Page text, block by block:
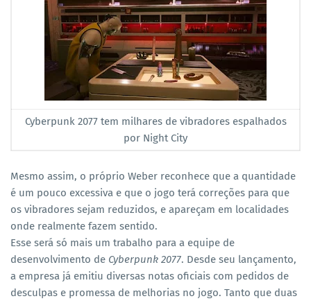
Cyberpunk 2077 tem milhares de vibradores espalhados
por Night City
Mesmo assim, o próprio Weber reconhece que a quantidade
é um pouco excessiva e que o jogo terá correções para que
os vibradores sejam reduzidos, e apareçam em localidades
onde realmente fazem sentido.
Esse será só mais um trabalho para a equipe de
desenvolvimento de Cyberpunk 2077. Desde seu lançamento,
a empresa já emitiu diversas notas oficiais com pedidos de
desculpas e promessa de melhorias no jogo. Tanto que duas